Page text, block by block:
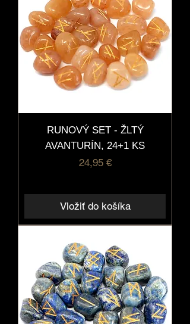
RUNOVÝ SET - ŽLTÝ
AVANTURÍN, 24+1 KS
Cena
24,95 €
Vložiť do košíka